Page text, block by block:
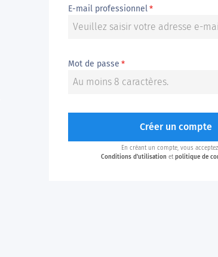
E-mail professionnel*
Mot de passe *
Créer un compte
En créant un compte, vous
Conditions d'utilisation etpolitique de